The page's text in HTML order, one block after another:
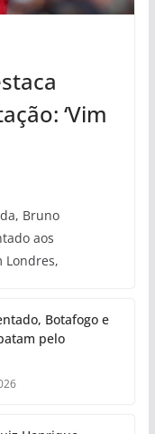
‘Vim
Bruno
aos
Londres,
Botafogo e
pelo